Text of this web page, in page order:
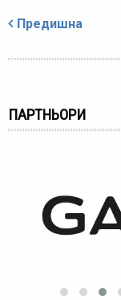
Предишна
ПАРТНЬОРИ